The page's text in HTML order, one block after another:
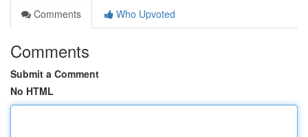
Comments
Who Upvoted
Comments
Submit a Comment
No HTML